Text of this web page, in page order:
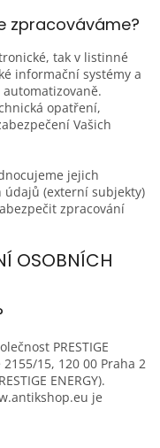
zpracováváme?
tak v listinné
informační systémy a
opatření,
Vašich
jejich
údajů (externí subjekty)
zpracování
OSOBNÍCH
PRESTIGE
15, 120 00 Praha 2
ENERGY).
je